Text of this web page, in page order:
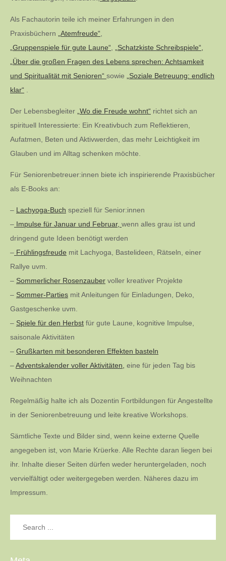
Als Fachautorin teile ich meiner Erfahrungen in den
Praxisbüchern
„Atemfreude“
„Gruppenspiele für gute Laune“
„Schatzkiste Schreibspiele“,
„Über die großen Fragen des Lebens sprechen: Achtsamkeit
und Spiritualität mit Senioren“ sowie
„Soziale Betreuung: endlich
klar“
Der Lebensbegleiter „Wo die Freude wohnt“ richtet sich an
spirituell Interessierte: Ein Kreativbuch zum Reflektieren,
Aufatmen, Beten und Aktivwerden, das mehr Leichtigkeit im
Glauben und im Alltag schenken möchte.
Für Seniorenbetreuer:innen biete ich inspirierende Praxisbücher
als E-Books an:
– Lachyoga-Buch speziell für Senior:innen
– Impulse für Januar und Februar, wenn alles grau ist und
dringend gute Ideen benötigt werden
– Frühlingsfreude mit Lachyoga, Bastelideen, Rätseln, einer
Rallye uvm.
– Sommerlicher Rosenzauber voller kreativer Projekte
– Sommer-Parties mit Anleitungen für Einladungen, Deko,
Gastgeschenke uvm.
– Spiele für den Herbst für gute Laune, kognitive Impulse,
saisonale Aktivitäten
– Grußkarten mit besonderen Effekten basteln
–Adventskalender voller Aktivitäten, eine für jeden Tag bis
Weihnachten
Regelmäßig halte ich als Dozentin Fortbildungen für Angestellte
in der Seniorenbetreuung und leite kreative Workshops.
Sämtliche Texte und Bilder sind, wenn keine externe Quelle
angegeben ist, von Marie Krüerke. Alle Rechte daran liegen bei
ihr. Inhalte dieser Seiten dürfen weder heruntergeladen, noch
vervielfältigt oder weitergegeben werden. Näheres dazu im
Impressum.